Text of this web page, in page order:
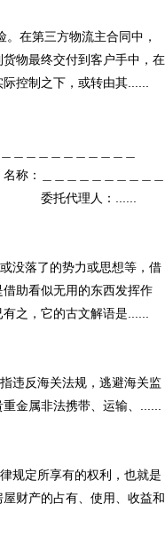
在第三方物流主合同中，
物最终交付到客户手中，在
控制之下，或转由其......
＿＿＿＿＿＿＿＿＿＿
：＿＿＿＿＿＿＿＿＿＿
委托代理人：......
没落了的势力或思想等，借
助看似无用的东西发挥作
之，它的古文解语是......
违反海关法规，逃避海关监
金属非法携带、运输、......
规定所享有的权利，也就是
财产的占有、使用、收益和